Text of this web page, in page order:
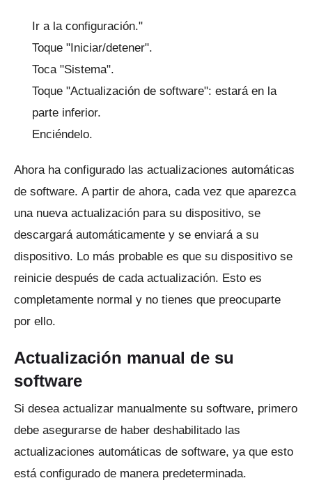
Ir a la configuración."
Toque "Iniciar/detener".
Toca "Sistema".
Toque "Actualización de software": estará en la
parte inferior.
Enciéndelo.
Ahora ha configurado las actualizaciones automáticas
de software. A partir de ahora, cada vez que aparezca
una nueva actualización para su dispositivo, se
descargará automáticamente y se enviará a su
dispositivo. Lo más probable es que su dispositivo se
reinicie después de cada actualización. Esto es
completamente normal y no tienes que preocuparte
por ello.
Actualización manual de su
software
Si desea actualizar manualmente su software, primero
debe asegurarse de haber deshabilitado las
actualizaciones automáticas de software, ya que esto
está configurado de manera predeterminada.